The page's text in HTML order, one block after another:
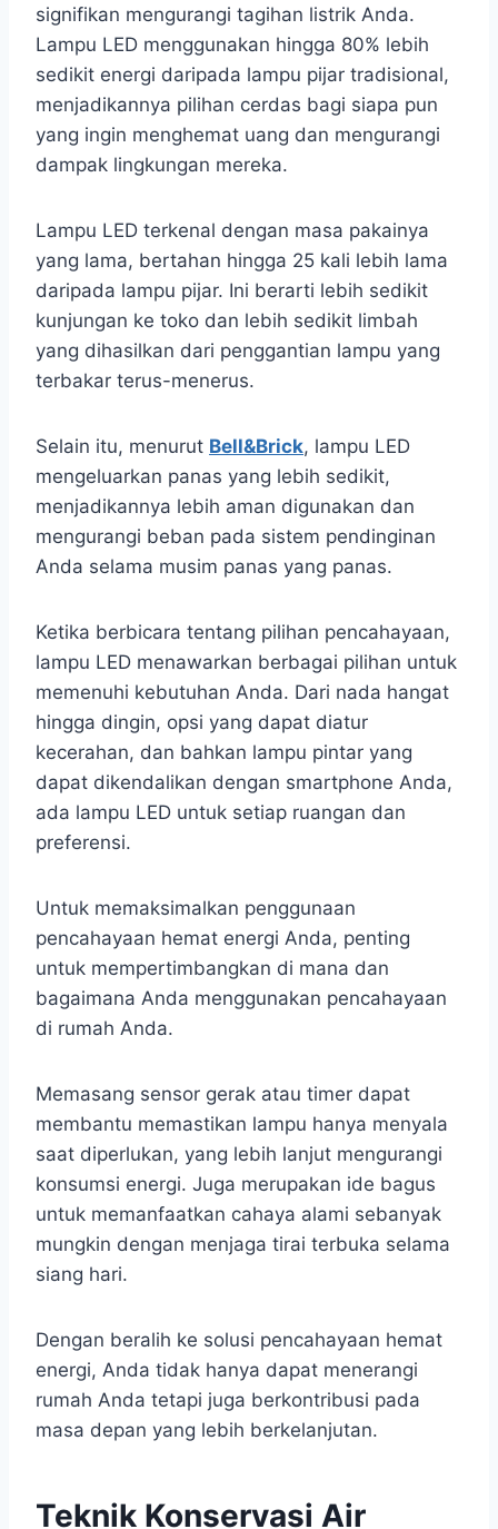
signifikan mengurangi tagihan listrik Anda.
Lampu LED menggunakan hingga 80% lebih
sedikit energi daripada lampu pijar tradisional,
menjadikannya pilihan cerdas bagi siapa pun
yang ingin menghemat uang dan mengurangi
dampak lingkungan mereka.
Lampu LED terkenal dengan masa pakainya
yang lama, bertahan hingga 25 kali lebih lama
daripada lampu pijar. Ini berarti lebih sedikit
kunjungan ke toko dan lebih sedikit limbah
yang dihasilkan dari penggantian lampu yang
terbakar terus-menerus.
Selain itu, menurut Bell&Brick, lampu LED
mengeluarkan panas yang lebih sedikit,
menjadikannya lebih aman digunakan dan
mengurangi beban pada sistem pendinginan
Anda selama musim panas yang panas.
Ketika berbicara tentang pilihan pencahayaan,
lampu LED menawarkan berbagai pilihan untuk
memenuhi kebutuhan Anda. Dari nada hangat
hingga dingin, opsi yang dapat diatur
kecerahan, dan bahkan lampu pintar yang
dapat dikendalikan dengan smartphone Anda,
ada lampu LED untuk setiap ruangan dan
preferensi.
Untuk memaksimalkan penggunaan
pencahayaan hemat energi Anda, penting
untuk mempertimbangkan di mana dan
bagaimana Anda menggunakan pencahayaan
di rumah Anda.
Memasang sensor gerak atau timer dapat
membantu memastikan lampu hanya menyala
saat diperlukan, yang lebih lanjut mengurangi
konsumsi energi. Juga merupakan ide bagus
untuk memanfaatkan cahaya alami sebanyak
mungkin dengan menjaga tirai terbuka selama
siang hari.
Dengan beralih ke solusi pencahayaan hemat
energi, Anda tidak hanya dapat menerangi
rumah Anda tetapi juga berkontribusi pada
masa depan yang lebih berkelanjutan.
Teknik Konservasi Air